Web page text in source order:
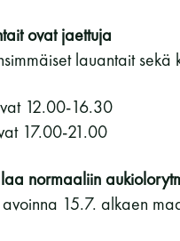
ovat jaettuja
lauantait
12.00-16.30
17.00-21.00
normaaliin
15.7. alkaen